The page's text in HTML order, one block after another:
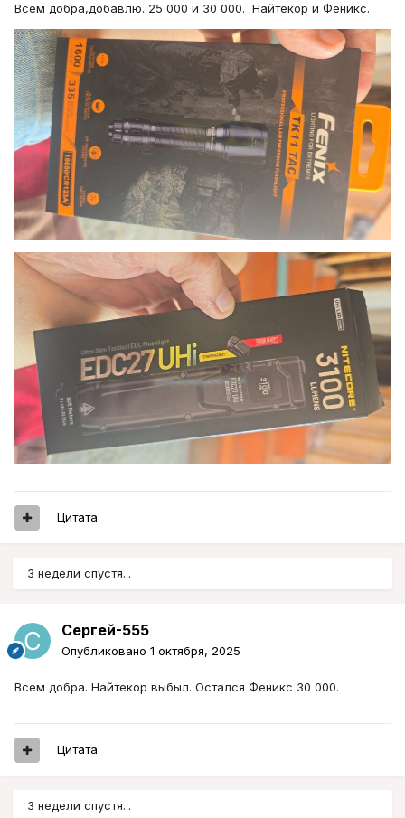
Всем добра,добавлю. 25 000 и 30 000. Найтекор и Феникс.
Цитата
3 недели спустя...
Сергей-555
Опубликовано 1 октября, 2025
Всем добра. Найтекор выбыл. Остался Феникс 30 000.
Цитата
3 недели спустя...